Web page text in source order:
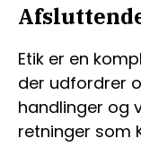
Etik er en
der udfordrer
handlinger og
retninger som